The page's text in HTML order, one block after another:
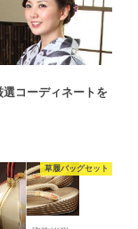
コーディネートを
草履バッグセット